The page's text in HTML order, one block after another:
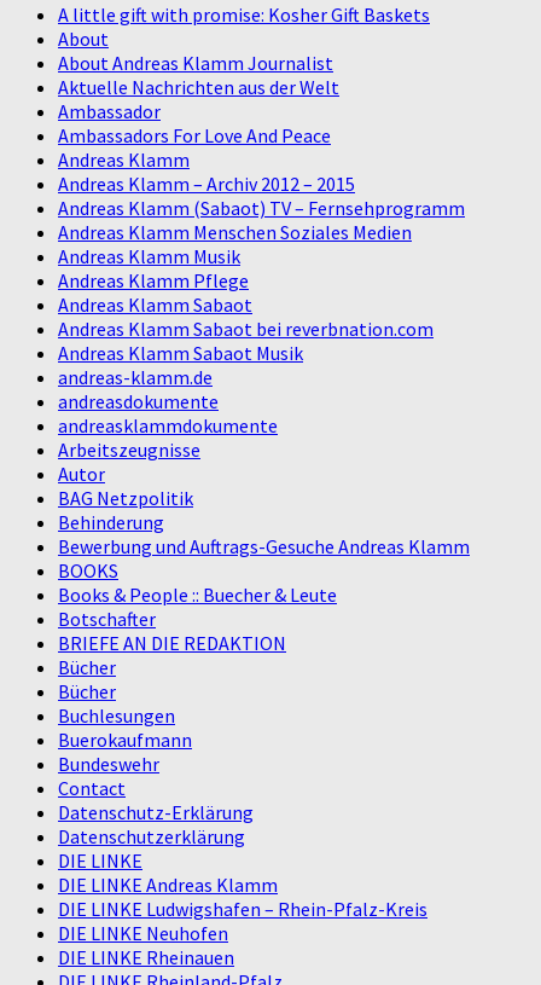
A little gift with promise: Kosher Gift Baskets
About
About Andreas Klamm Journalist
Aktuelle Nachrichten aus der Welt
Ambassador
Ambassadors For Love And Peace
Andreas Klamm
Andreas Klamm – Archiv 2012 – 2015
Andreas Klamm (Sabaot) TV – Fernsehprogramm
Andreas Klamm Menschen Soziales Medien
Andreas Klamm Musik
Andreas Klamm Pflege
Andreas Klamm Sabaot
Andreas Klamm Sabaot bei reverbnation.com
Andreas Klamm Sabaot Musik
andreas-klamm.de
andreasdokumente
andreasklammdokumente
Arbeitszeugnisse
Autor
BAG Netzpolitik
Behinderung
Bewerbung und Auftrags-Gesuche Andreas Klamm
BOOKS
Books & People :: Buecher & Leute
Botschafter
BRIEFE AN DIE REDAKTION
Bücher
Bücher
Buchlesungen
Buerokaufmann
Bundeswehr
Contact
Datenschutz-Erklärung
Datenschutzerklärung
DIE LINKE
DIE LINKE Andreas Klamm
DIE LINKE Ludwigshafen – Rhein-Pfalz-Kreis
DIE LINKE Neuhofen
DIE LINKE Rheinauen